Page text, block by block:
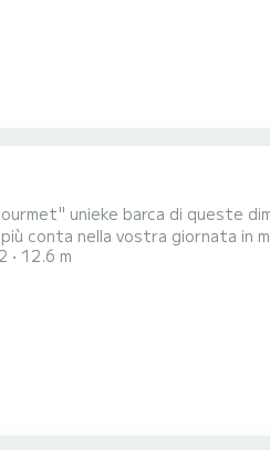
conta nella vostra giornata in
staat met herinrichting in
12.6 m